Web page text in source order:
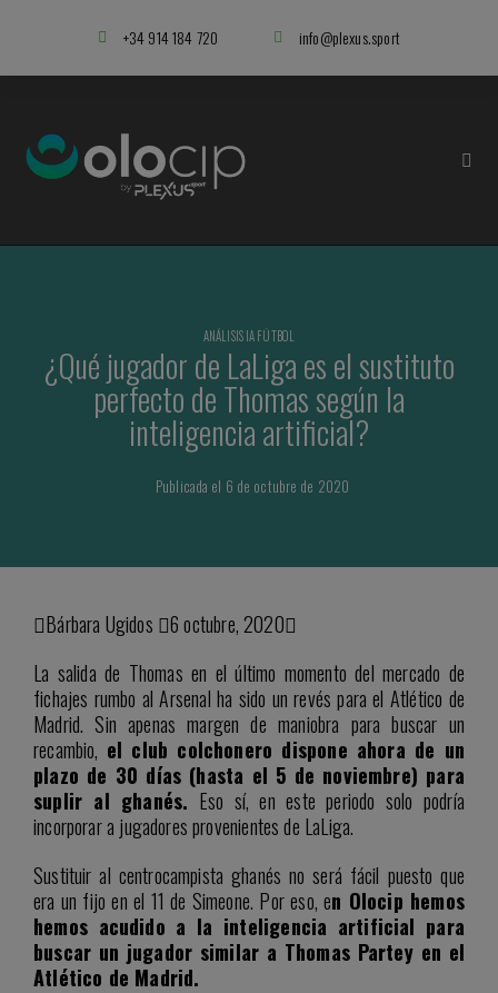
+34 914 184 720 info@plexus.sport
ANÁLISIS IA FÚTBOL
¿Qué jugador de LaLiga es el sustituto
perfecto de Thomas según la
inteligencia artificial?
Publicada el 6 de octubre de 2020
Bárbara Ugidos
6 octubre, 2020
La salida de Thomas en el último momento del mercado de
fichajes rumbo al Arsenal ha sido un revés para el Atlético de
Madrid. Sin apenas margen de maniobra para buscar un
recambio, el club colchonero dispone ahora de un
plazo de 30 días (hasta el 5 de noviembre) para
suplir al ghanés. Eso sí, en este periodo solo podría
incorporar a jugadores provenientes de LaLiga.
Sustituir al centrocampista ghanés no será fácil puesto que
era un fijo en el 11 de Simeone. Por eso, en Olocip hemos
hemos acudido a la inteligencia artificial para
buscar un jugador similar a Thomas Partey en el
Atlético de Madrid.